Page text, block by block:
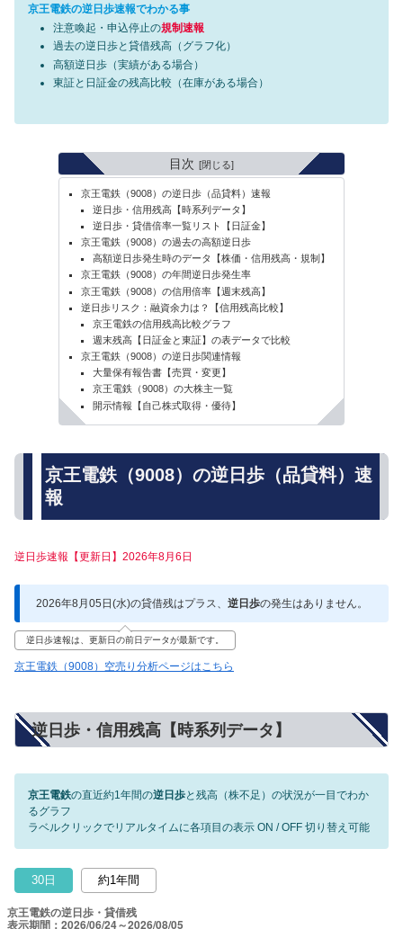
京王電鉄の逆日歩速報でわかる事
注意喚起・申込停止の規制速報
過去の逆日歩と貸借残高（グラフ化）
高額逆日歩（実績がある場合）
東証と日証金の残高比較（在庫がある場合）
目次
京王電鉄（9008）の逆日歩（品貸料）速報
逆日歩・信用残高【時系列データ】
逆日歩・貸借倍率一覧リスト【日証金】
京王電鉄（9008）の過去の高額逆日歩
高額逆日歩発生時のデータ【株価・信用残高・規制】
京王電鉄（9008）の年間逆日歩発生率
京王電鉄（9008）の信用倍率【週末残高】
逆日歩リスク：融資余力は？【信用残高比較】
京王電鉄の信用残高比較グラフ
週末残高【日証金と東証】の表データで比較
京王電鉄（9008）の逆日歩関連情報
大量保有報告書【売買・変更】
京王電鉄（9008）の大株主一覧
開示情報【自己株式取得・優待】
京王電鉄（9008）の逆日歩（品貸料）速
報
逆日歩速報【更新日】2026年8月6日
2026年8月05日(水)の貸借残はプラス、 逆日歩の発生はありません。
逆日歩速報は、更新日の前日データが最新です。
京王電鉄（9008）空売り分析ページはこちら
逆日歩・信用残高【時系列データ】
京王電鉄の直近約1年間の逆日歩と残高（株不足）の状況が一目でわか
るグラフ
ラベルクリックでリアルタイムに各項目の表示 ON / OFF 切り替え可能
30日 約1年間